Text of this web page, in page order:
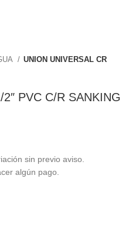
UNION UNIVERSAL CR
PVC C/R SANKING
sin previo aviso.
algún pago.